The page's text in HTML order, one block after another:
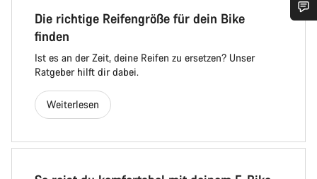
Die richtige Reifengröße für dein Bike
finden
Ist es an der Zeit, deine Reifen zu ersetzen? Unser
Ratgeber hilft dir dabei.
Weiterlesen